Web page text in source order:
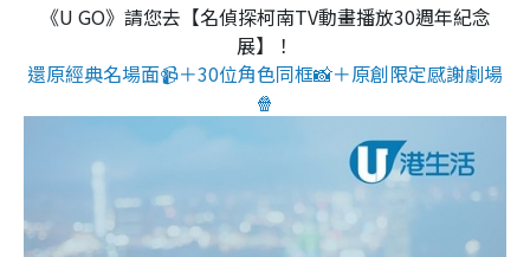
《U GO》請您去【名偵探柯南TV動畫播放30週年紀念
展】！
還原經典名場面📹＋30位角色同框📸＋原創限定感謝劇場
🍿